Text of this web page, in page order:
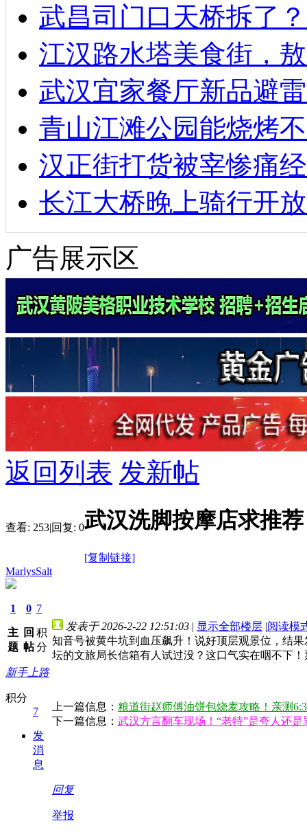
武昌司门口天桥拆了
江汉路水塔美食街，
武汉宜家餐厅新品避
青山江滩公园能烧烤
汉正街打货被宰惨痛
长江大桥晚上骑行开
广告展示区
返回列表 发新帖
查看: 253|回复: 0武汉洗脚按摩店求推
[复制链接]
MarlysSalt
1
主
题
0
回
帖
7
积
分
新手上路
积分
7
发
消
息
发表于 2026-2-22 12:51:03 | 显示全部楼层 |阅读模
知音号被黄牛坑到血压飙升！说好顶层观景位，结
坛的文旅局长信箱有人试过没？这口气实在咽不下
上一篇信息： 粮道街赵师傅油饼包烧麦攻略！亲测
下一篇信息： 武汉方言翻车现场！“老特”是夸人还
回复
举报